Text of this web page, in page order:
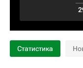
Статистика